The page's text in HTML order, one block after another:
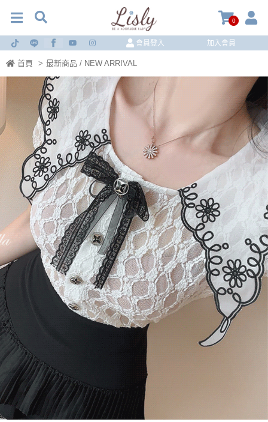
0
會員登入 加入會員
首頁 > 最新商品 / NEW ARRIVAL